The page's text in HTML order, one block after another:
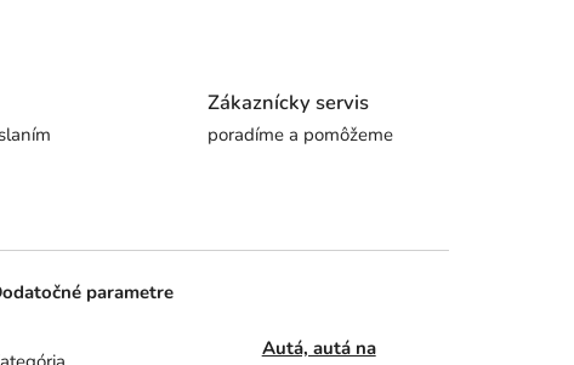
Zákaznícky servis
poradíme a pomôžeme
parametre
Autá, autá na